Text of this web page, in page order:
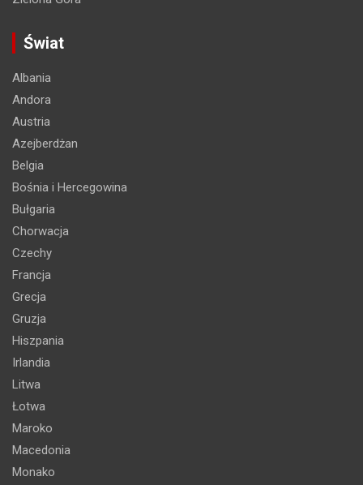
Świat
Albania
Andora
Austria
Azejberdżan
Belgia
Bośnia i Hercegowina
Bułgaria
Chorwacja
Czechy
Francja
Grecja
Gruzja
Hiszpania
Irlandia
Litwa
Łotwa
Maroko
Macedonia
Monako